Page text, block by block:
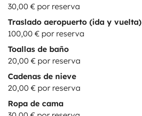
30,00 € por reserva
Traslado aeropuerto (ida y vuelta)
100,00 € por reserva
Toallas de baño
20,00 € por reserva
Cadenas de nieve
20,00 € por reserva
Ropa de cama